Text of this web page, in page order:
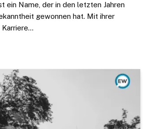
ein Name, der in den letzten Jahren
gewonnen hat. Mit ihrer
Karriere…